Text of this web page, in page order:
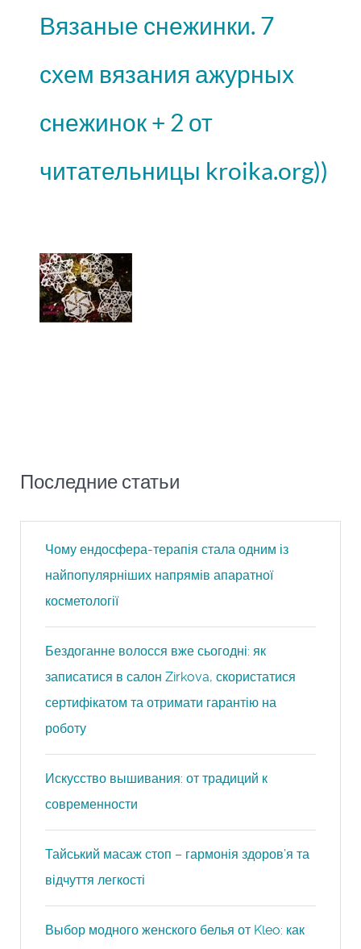
Вязаные снежинки. 7
схем вязания ажурных
снежинок + 2 от
читательницы kroika.org))
Последние статьи
Чому ендосфера-терапія стала одним із
найпопулярніших напрямів апаратної
косметології
Бездоганне волосся вже сьогодні: як
записатися в салон Zirkova, скористатися
сертифікатом та отримати гарантію на
роботу
Искусство вышивания: от традиций к
современности
Тайський масаж стоп – гармонія здоров’я та
відчуття легкості
Выбор модного женского белья от Kleo: как